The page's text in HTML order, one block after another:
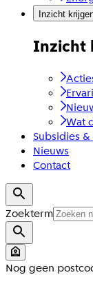
Inzicht
Inzicht
Wat
Subsidies
Nieuws
Contact
Zoekterm
Nog geen